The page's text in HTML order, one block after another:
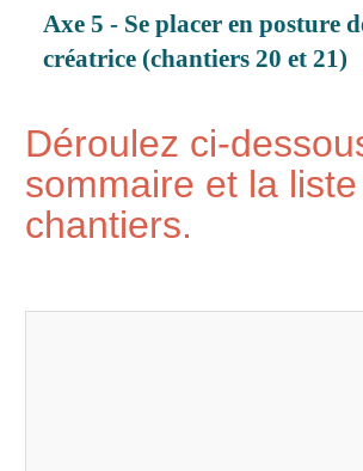
Axe 5 - Se placer en posture
créatrice (chantiers 20 et 21)
Déroulez ci-
sommaire et la
chantiers.